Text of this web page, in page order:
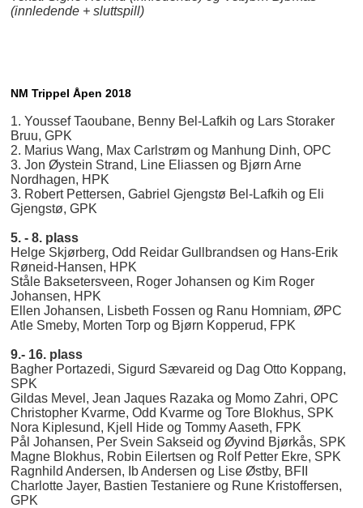
(innledende + sluttspill)
NM Trippel Åpen 2018
1. Youssef Taoubane, Benny Bel-Lafkih og Lars Storaker
Bruu, GPK
2. Marius Wang, Max Carlstrøm og Manhung Dinh, OPC
3. Jon Øystein Strand, Line Eliassen og Bjørn Arne
Nordhagen, HPK
3. Robert Pettersen, Gabriel Gjengstø Bel-Lafkih og Eli
Gjengstø, GPK
5. - 8. plass
Helge Skjørberg, Odd Reidar Gullbrandsen og Hans-Erik
Røneid-Hansen, HPK
Ståle Baksetersveen, Roger Johansen og Kim Roger
Johansen, HPK
Ellen Johansen, Lisbeth Fossen og Ranu Homniam, ØPC
Atle Smeby, Morten Torp og Bjørn Kopperud, FPK
9.- 16. plass
Bagher Portazedi, Sigurd Sævareid og Dag Otto Koppang,
SPK
Gildas Mevel, Jean Jaques Razaka og Momo Zahri, OPC
Christopher Kvarme, Odd Kvarme og Tore Blokhus, SPK
Nora Kiplesund, Kjell Hide og Tommy Aaseth, FPK
Pål Johansen, Per Svein Sakseid og Øyvind Bjørkås, SPK
Magne Blokhus, Robin Eilertsen og Rolf Petter Ekre, SPK
Ragnhild Andersen, Ib Andersen og Lise Østby, BFII
Charlotte Jayer, Bastien Testaniere og Rune Kristoffersen,
GPK